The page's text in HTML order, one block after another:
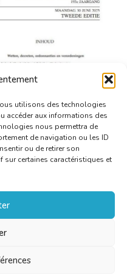
utilisons des technologies
accéder aux informations des
nous permettra de
de navigation ou les ID
ou de retirer son
sur certaines caractéristiques et